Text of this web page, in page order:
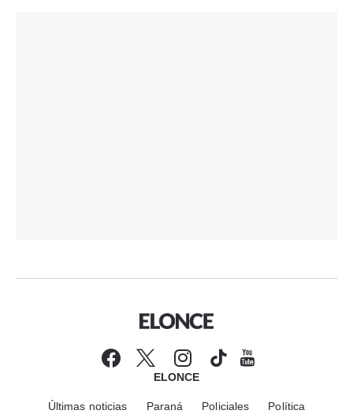
ELONCE
Últimas noticias Paraná Policiales Política